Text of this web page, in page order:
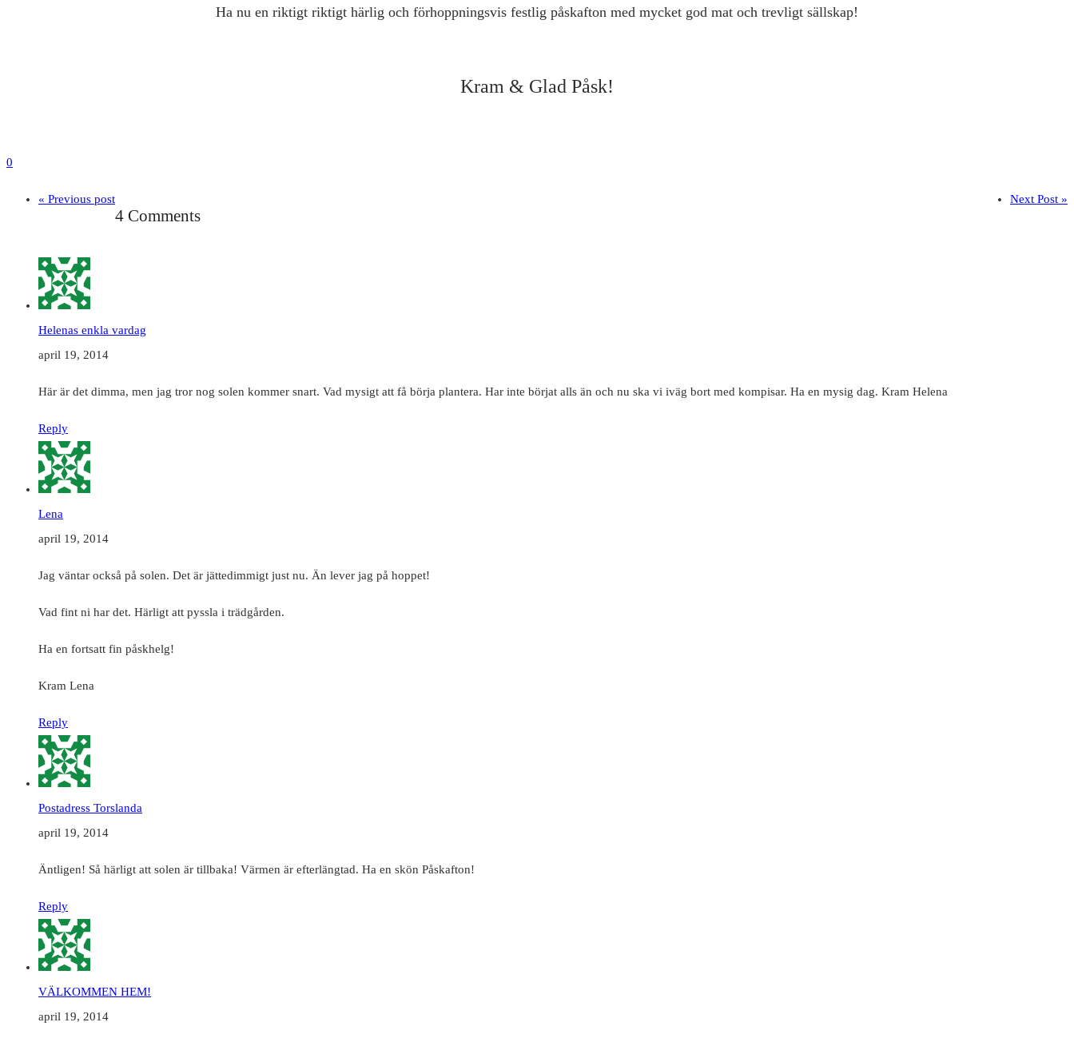
Ha nu en riktigt riktigt härlig och förhoppningsvis festlig påskafton med mycket god mat och trevligt sällskap!
Kram & Glad Påsk!
0
« Previous post Next Post »
4 Comments
Helenas enkla vardag
april 19, 2014
Här är det dimma, men jag tror nog solen kommer snart. Vad mysigt att få börja plantera. Har inte börjat alls än och nu ska vi iväg bort med kompisar. Ha en mysig dag. Kram Helena
Reply
Lena
april 19, 2014
Jag väntar också på solen. Det är jättedimmigt just nu. Än lever jag på hoppet!
Vad fint ni har det. Härligt att pyssla i trädgården.
Ha en fortsatt fin påskhelg!
Kram Lena
Reply
Postadress Torslanda
april 19, 2014
Äntligen! Så härligt att solen är tillbaka! Värmen är efterlängtad. Ha en skön Påskafton!
Reply
VÄLKOMMEN HEM!
april 19, 2014